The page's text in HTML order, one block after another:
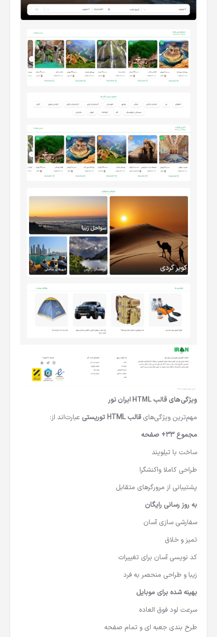
ویژگی‌های قالب HTML ایران تور
مهم‌ترین ویژگی‌هایقالب HTML توریستی
عبارت‌اند از:
مجموع 33+ صفحه
ساخت با تیلویند
طراحی کاملا واکنشگرا
پشتیبانی از مرورگرهای متقابل
به روز رسانی رایگان
سفارشی سازی آسان
تمیز و خلاق
کد نویسی آسان برای تغییرات
زیبا و طراحی منحصر به فرد
بهینه شده برای موبایل
سرعت لود فوق العاده
طرح بندی جعبه ای و تمام صفحه